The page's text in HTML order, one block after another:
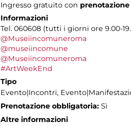
Ingresso gratuito con
Informazioni
Tel. 060608 (tutti i giorni ore 9.00-
@Museiincomuneroma
@museiincomune
@Museiincomuneroma
#ArtWeekEnd
Tipo
Evento|Incontri,
Prenotazione obbligatoria: Sì
Altre informazioni